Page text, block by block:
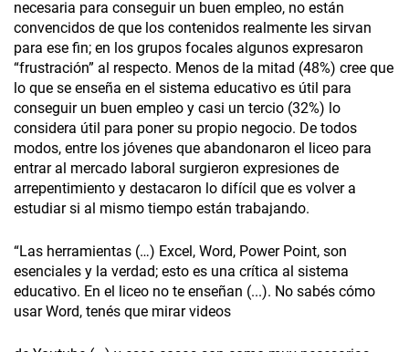
necesaria para conseguir un buen empleo, no están
convencidos de que los contenidos realmente les sirvan
para ese fin; en los grupos focales algunos expresaron
“frustración” al respecto. Menos de la mitad (48%) cree que
lo que se enseña en el sistema educativo es útil para
conseguir un buen empleo y casi un tercio (32%) lo
considera útil para poner su propio negocio. De todos
modos, entre los jóvenes que abandonaron el liceo para
entrar al mercado laboral surgieron expresiones de
arrepentimiento y destacaron lo difícil que es volver a
estudiar si al mismo tiempo están trabajando.
“Las herramientas (…) Excel, Word, Power Point, son
esenciales y la verdad; esto es una crítica al sistema
educativo. En el liceo no te enseñan (...). No sabés cómo
usar Word, tenés que mirar videos